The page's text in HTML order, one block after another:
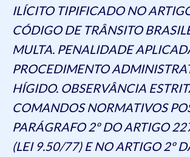
ILÍCITO TIPIFICADO NO
CÓDIGO DE TRÂNSITO
MULTA. PENALIDADE
PROCEDIMENTO
HÍGIDO. OBSERVÂNCIA
COMANDOS NORMATIVOS
PARÁGRAFO 2º DO ARTIGO
(LEI 9.50/77) E NO ARTIGO 2º